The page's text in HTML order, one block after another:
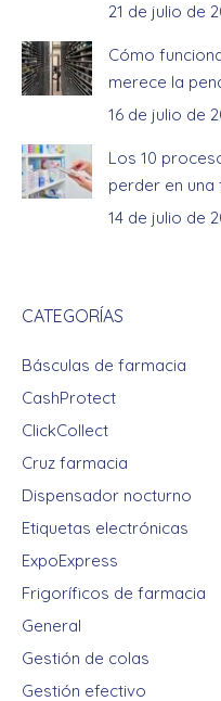
21 de julio de
Cómo
merece la
16 de julio de
Los 10
perder en
14 de julio de
CATEGORÍAS
Básculas de farmacia
CashProtect
ClickCollect
Cruz farmacia
Dispensador nocturno
Etiquetas electrónicas
ExpoExpress
Frigoríficos de farmacia
General
Gestión de colas
Gestión efectivo